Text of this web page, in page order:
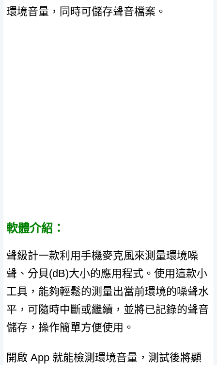
環境音量，同時可儲存聲音檔案。
軟體介紹：
聲級計一款利用手機麥克風來測量環境噪
聲、分貝(dB)大小的應用程式。使用這款小
工具，能夠輕鬆的測量出當前環境的噪聲水
平，可隨時中斷或繼續，並將已記錄的聲音
儲存，操作簡單方便使用。
開啟 App 就能檢測環境音量，測試後將顯